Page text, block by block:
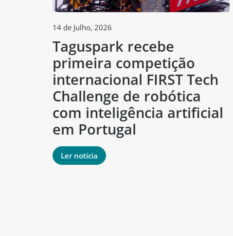
14 de Julho, 2026
Taguspark recebe
primeira competição
internacional FIRST Tech
Challenge de robótica
com inteligência artificial
em Portugal
Ler notícia